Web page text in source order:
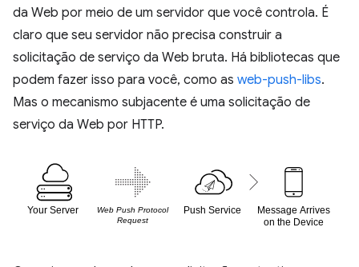
da Web por meio de um servidor que você controla. É
claro que seu servidor não precisa construir a
solicitação de serviço da Web bruta. Há bibliotecas que
podem fazer isso para você, como as web-push-libs.
Mas o mecanismo subjacente é uma solicitação de
serviço da Web por HTTP.